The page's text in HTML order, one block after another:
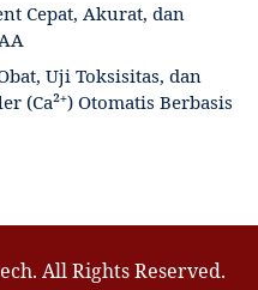
Cepat, Akurat, dan
Uji Toksisitas, dan
(Ca²⁺) Otomatis Berbasis
All Rights Reserved.